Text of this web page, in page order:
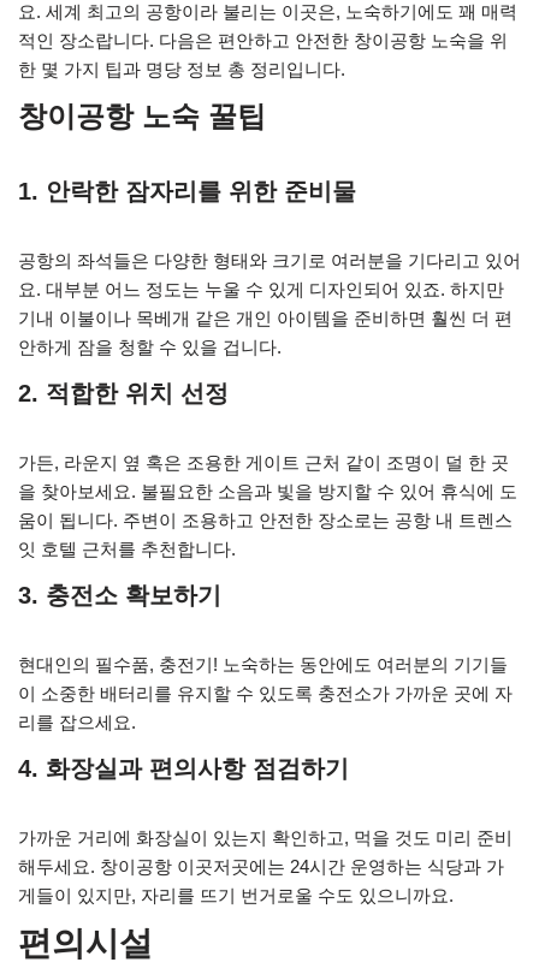
요. 세계 최고의 공항이라 불리는 이곳은, 노숙하기에도 꽤 매력
적인 장소랍니다. 다음은 편안하고 안전한 창이공항 노숙을 위
한 몇 가지 팁과 명당 정보 총 정리입니다.
창이공항 노숙 꿀팁
1. 안락한 잠자리를 위한 준비물
공항의 좌석들은 다양한 형태와 크기로 여러분을 기다리고 있어
요. 대부분 어느 정도는 누울 수 있게 디자인되어 있죠. 하지만
기내 이불이나 목베개 같은 개인 아이템을 준비하면 훨씬 더 편
안하게 잠을 청할 수 있을 겁니다.
2. 적합한 위치 선정
가든, 라운지 옆 혹은 조용한 게이트 근처 같이 조명이 덜 한 곳
을 찾아보세요. 불필요한 소음과 빛을 방지할 수 있어 휴식에 도
움이 됩니다. 주변이 조용하고 안전한 장소로는 공항 내 트렌스
잇 호텔 근처를 추천합니다.
3. 충전소 확보하기
현대인의 필수품, 충전기! 노숙하는 동안에도 여러분의 기기들
이 소중한 배터리를 유지할 수 있도록 충전소가 가까운 곳에 자
리를 잡으세요.
4. 화장실과 편의사항 점검하기
가까운 거리에 화장실이 있는지 확인하고, 먹을 것도 미리 준비
해두세요. 창이공항 이곳저곳에는 24시간 운영하는 식당과 가
게들이 있지만, 자리를 뜨기 번거로울 수도 있으니까요.
편의시설